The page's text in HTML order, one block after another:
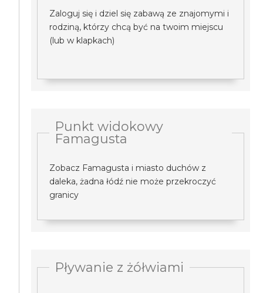
Zaloguj się i dziel się zabawą ze znajomymi i
rodziną, którzy chcą być na twoim miejscu
(lub w klapkach)
Punkt widokowy
Famagusta
Zobacz Famagusta i miasto duchów z
daleka, żadna łódź nie może przekroczyć
granicy
Pływanie z żółwiami